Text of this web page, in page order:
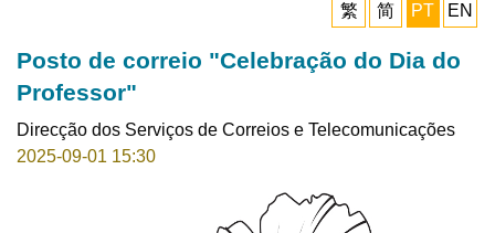
繁
简 PT EN
Posto de correio "Celebração do Dia do
Professor"
Direcção dos Serviços de Correios e Telecomunicações
2025-09-01 15:30